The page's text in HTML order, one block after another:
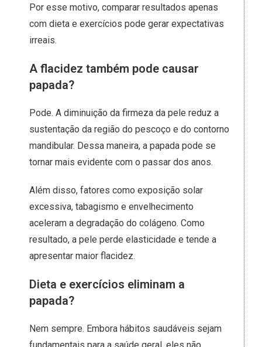
Por esse motivo, comparar resultados apenas
com dieta e exercícios pode gerar expectativas
irreais.
A flacidez também pode causar
papada?
Pode. A diminuição da firmeza da pele reduz a
sustentação da região do pescoço e do contorno
mandibular. Dessa maneira, a papada pode se
tornar mais evidente com o passar dos anos.
Além disso, fatores como exposição solar
excessiva, tabagismo e envelhecimento
aceleram a degradação do colágeno. Como
resultado, a pele perde elasticidade e tende a
apresentar maior flacidez.
Dieta e exercícios eliminam a
papada?
Nem sempre. Embora hábitos saudáveis sejam